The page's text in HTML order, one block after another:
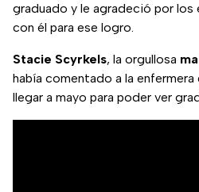
graduado y le agradeció por los
con él para ese logro.
Stacie Scyrkels, la orgullosa
había comentado a la
llegar a mayo para poder ver